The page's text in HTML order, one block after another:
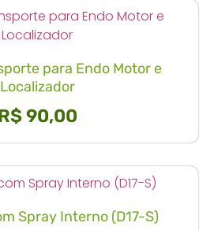
para Endo Motor e
Localizador
90,00
Spray Interno (D17-S)